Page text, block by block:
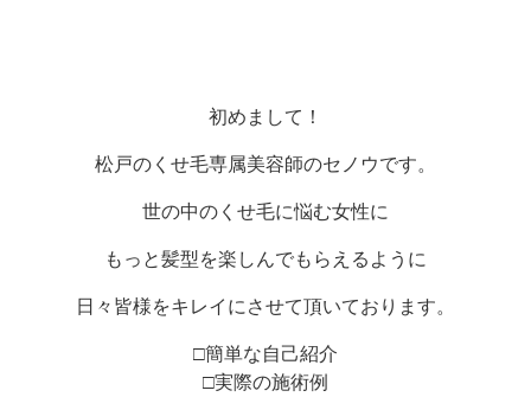
初めまして！
松戸のくせ毛専属美容師のセノウです。
世の中のくせ毛に悩む女性に
もっと髪型を楽しんでもらえるように
日々皆様をキレイにさせて頂いております。
□簡単な自己紹介
□実際の施術例